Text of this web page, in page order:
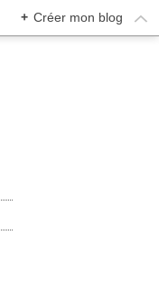
+ Créer mon blog